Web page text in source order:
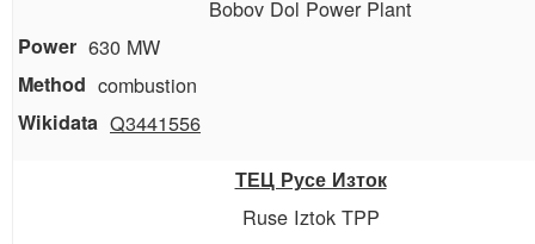
Bobov Dol Power Plant
630 MW
combustion
Q3441556
ТЕЦ Русе Изток
Ruse Iztok TPP